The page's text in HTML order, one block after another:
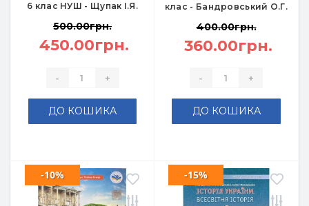
6 клас НУШ - Щупак І.Я.
500.00грн.
450.00грн.
- +
ДО КОШИКА
клас - Бандровський О.Г.
400.00грн.
360.00грн.
- +
ДО КОШИКА
-10% -15%